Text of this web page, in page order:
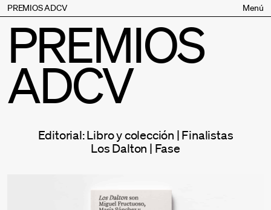
PREMIOS ADCV
Bases
Jurado
Inscripción
Palmarés
Premios especiales
Supporters
Menú
PREMIOS
ADCV
Editorial: Libro y colección | Finalistas
Los Dalton | Fase